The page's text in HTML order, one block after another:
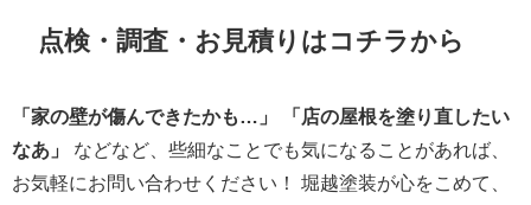
点検・調査・お見積りはコチラから
「家の壁が傷んできたかも…」
「店の屋根を塗り直したい
なあ」
などなど、些細なことでも気になることがあれば、
お気軽にお問い合わせください！ 堀越塗装が心をこめて、